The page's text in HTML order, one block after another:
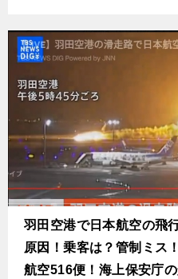
羽田空港で日本航空の飛
原因！乗客は？管制ミス
航空516便！海上保安庁